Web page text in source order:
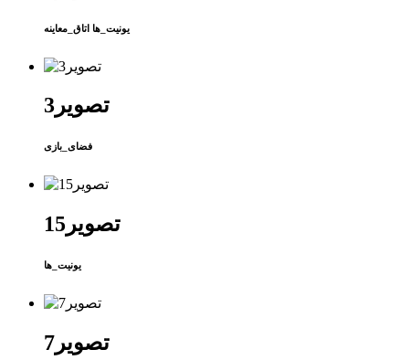
یونیت_ها اتاق_معاینه
تصویر3
فضای_بازی
تصویر15
یونیت_ها
تصویر7